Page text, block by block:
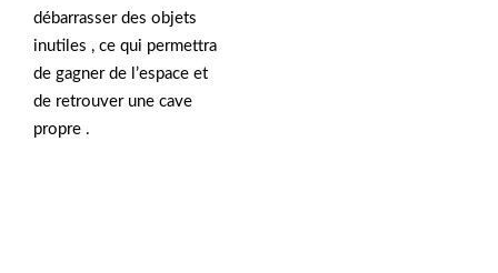
débarrasser des objets
inutiles , ce qui permettra
de gagner de l’espace et
de retrouver une cave
propre .